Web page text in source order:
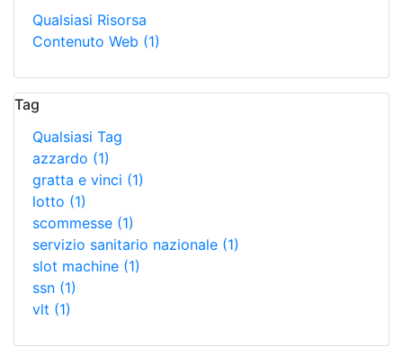
Qualsiasi Risorsa
Contenuto Web (1)
Tag
Qualsiasi Tag
azzardo (1)
gratta e vinci (1)
lotto (1)
scommesse (1)
servizio sanitario nazionale (1)
slot machine (1)
ssn (1)
vlt (1)